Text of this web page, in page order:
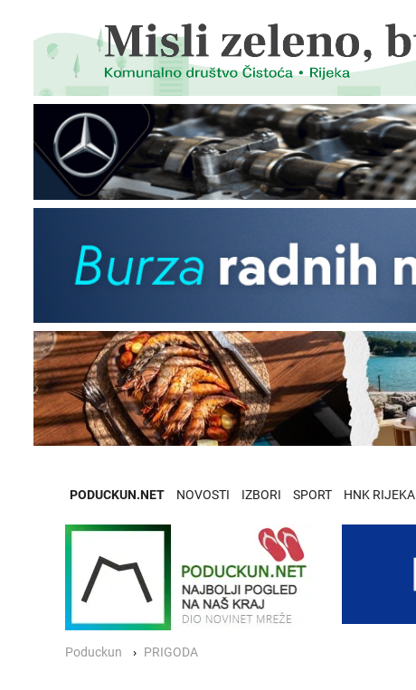
PODUCKUN.NET NOVOSTI IZBORI SPORT HNK RIJEKA
Poduckun PRIGODA